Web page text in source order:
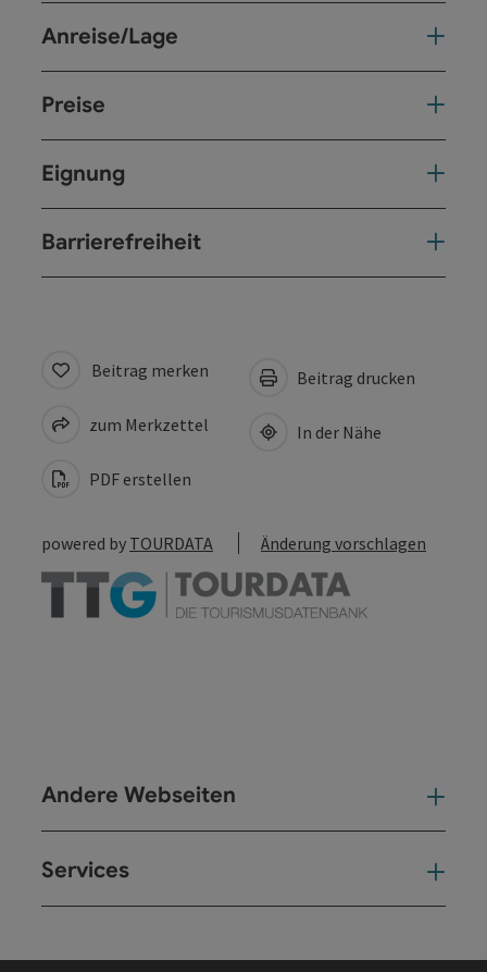
Anreise/Lage
Preise
Eignung
Barrierefreiheit
Beitrag merken
zum Merkzettel
PDF erstellen
Beitrag drucken
In der Nähe
powered by TOURDATA Änderung vorschlagen
Andere Webseiten
Services